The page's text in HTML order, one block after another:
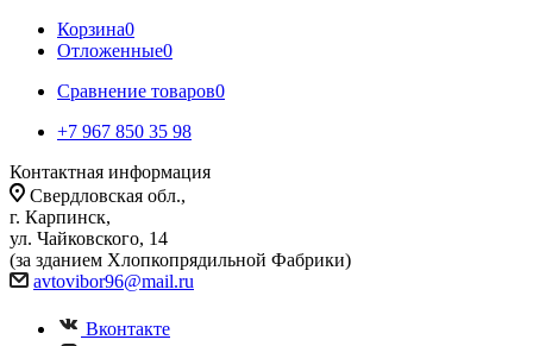
Корзина0
Отложенные0
Сравнение товаров0
+7 967 850 35 98
Контактная информация
Свердловская обл.,
г. Карпинск,
ул. Чайковского, 14
(за зданием Хлопкопрядильной Фабрики)
avtovibor96@mail.ru
Вконтакте